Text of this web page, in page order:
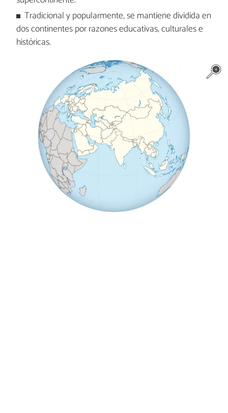
Tradicional y popularmente, se mantiene dividida en
dos continentes por razones educativas, culturales e
históricas.